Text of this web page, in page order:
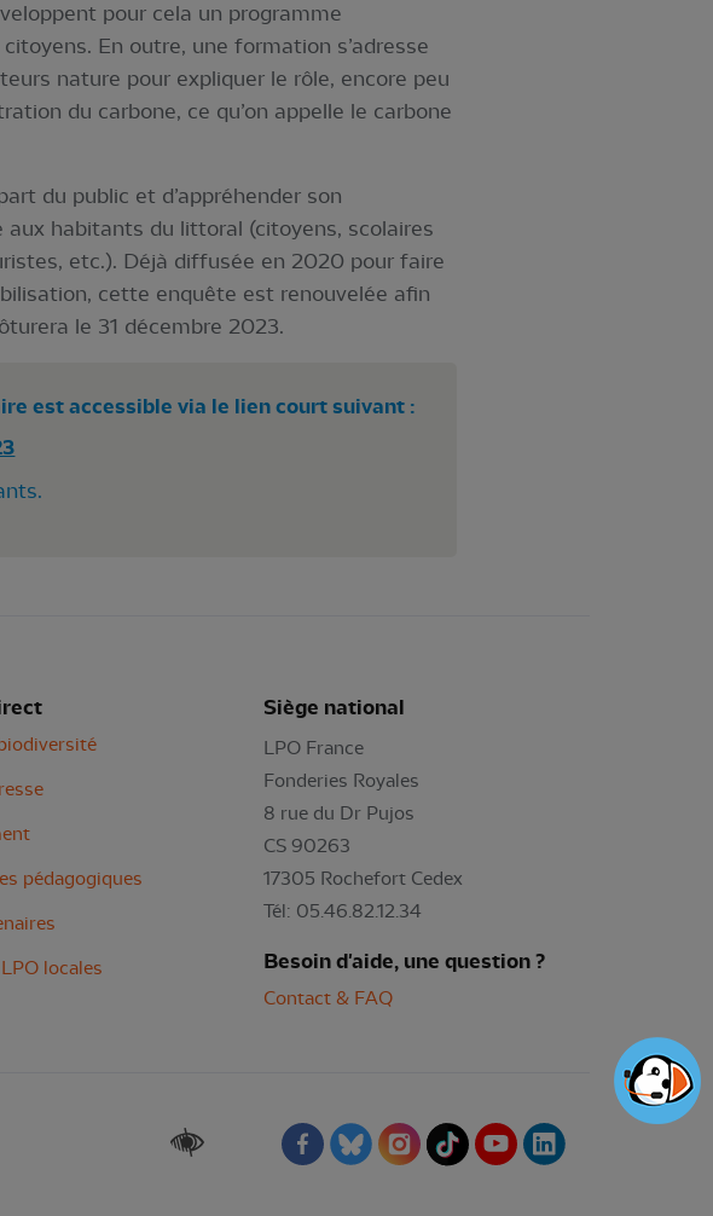
pour cela un programme
En outre, une formation s’adresse
nature pour expliquer le rôle, encore peu
du carbone, ce qu’on appelle le carbone
du public et d’appréhender son
habitants du littoral (citoyens, scolaires
etc.). Déjà diffusée en 2020 pour faire
cette enquête est renouvelée afin
le 31 décembre 2023.
est accessible via le lien court suivant :
pédagogiques
locales
Siège national
LPO France
Fonderies Royales
8 rue du Dr Pujos
CS 90263
17305 Rochefort Cedex
Tél: 05.46.82.12.34
Besoin d'aide, une question ?
Contact & FAQ
Renforcer les contrastes